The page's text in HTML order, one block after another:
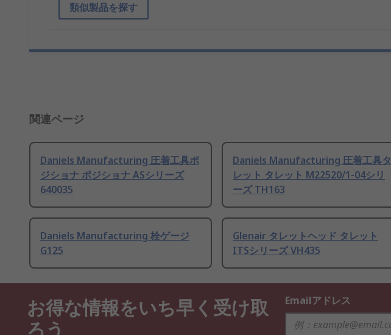
類似製品を探す
関連ページ
Daniels Manufacturing 圧着工具ポ
ジショナ ポジショナ ASシリーズ
640035
Daniels Manufacturing 圧着工具タ
レット タレット M22520/1-04シリ
ーズ TH163
Daniels Manufacturing 栓ゲージ
G125
Glenair タレットヘッド タレット
ITSシリーズ VH435
お得な情報をいち早く受け取
ろう
Emailアドレス